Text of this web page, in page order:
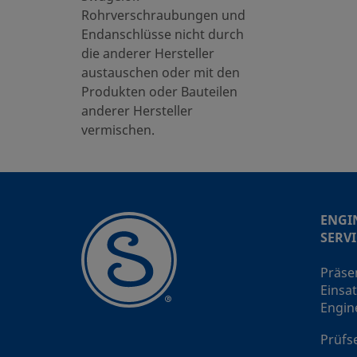
Rohrverschraubungen und
Endanschlüsse nicht durch
die anderer Hersteller
austauschen oder mit den
Produkten oder Bauteilen
anderer Hersteller
vermischen.
SS-